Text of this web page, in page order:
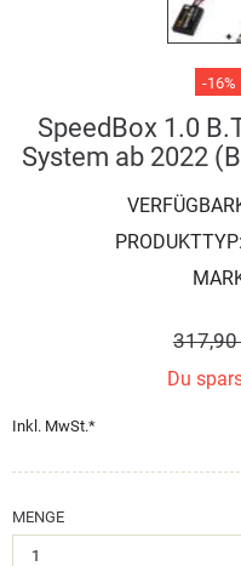
-16%
SpeedBox 1.0
System ab 2022
PRODUKTTYP:
Du
Inkl. MwSt.*
MENGE